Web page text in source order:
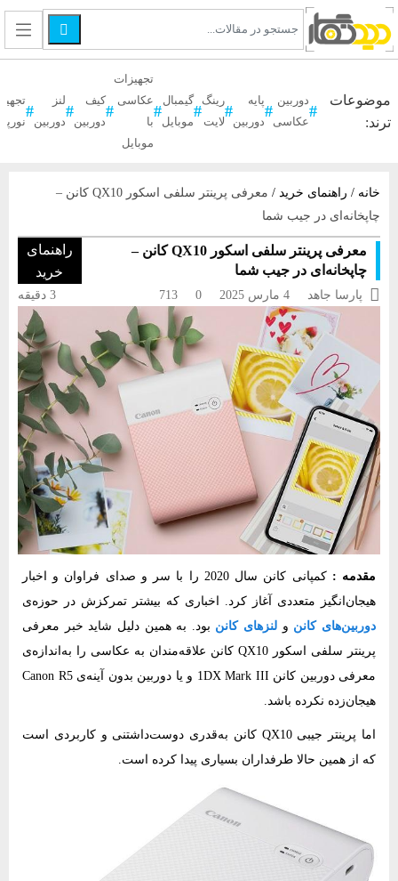

موضوعات
ترند:
دوربین
عکاسی
پایه
دوربین
رینگ
لایت
گیمبال
موبایل
تجهیزات
عکاسی
با
موبایل
کیف
دوربین
لنز
دوربین
خانه / راهنمای خرید /
معرفی پرینتر سلفی اسکور QX10 کانن –
چاپخانه‌ای در جیب شما
معرفی پرینتر سلفی اسکور QX10 کانن –
چاپخانه‌ای در جیب شما
راهنمای
خرید
 پارسا جاهد 4 مارس 2025 0
713 3 دقیقه
مقدمه :
کمپانی کانن سال 2020 را با سر و صدای فراوان و اخبار
هیجان‌انگیز متعددی آغاز کرد. اخباری که بیشتر تمرکزش در حوزه‌ی
دوربین‌های کانن و لنزهای کانن بود. به همین دلیل شاید خبر معرفی
پرینتر سلفی اسکور QX10 کانن علاقه‌مندان به عکاسی‌ را به‌اندازه‌ی
معرفی دوربین کانن 1DX Mark III و یا دوربین بدون آینه‌ی Canon R5
هیجان‌زده نکرده باشد.
اما پرینتر جیبی QX10 کانن به‌قدری دوست‌داشتنی و کاربردی است
که از همین حالا طرفداران بسیاری پیدا کرده است.